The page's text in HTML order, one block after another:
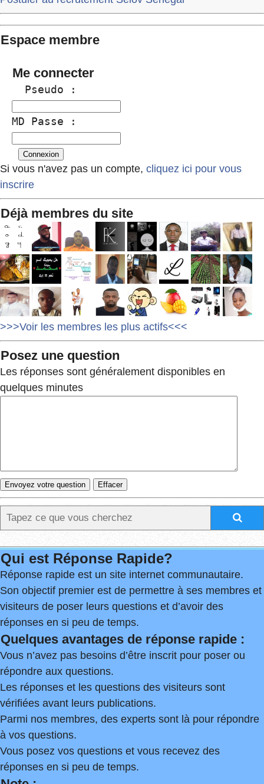
Espace membre
Me connecter
  Pseudo :
MD Passe :
Si vous n'avez pas un compte, cliquez ici pour vous
inscrire
Déjà membres du site
>>>Voir les membres les plus actifs<<<
Posez une question
Les réponses sont généralement disponibles en
quelques minutes
Qui est Réponse Rapide?
Réponse rapide est un site internet communautaire.
Son objectif premier est de permettre à ses membres et
visiteurs de poser leurs questions et d’avoir des
réponses en si peu de temps.
Quelques avantages de réponse rapide :
Vous n’avez pas besoins d’être inscrit pour poser ou
répondre aux questions.
Les réponses et les questions des visiteurs sont
vérifiées avant leurs publications.
Parmi nos membres, des experts sont là pour répondre
à vos questions.
Vous posez vos questions et vous recevez des
réponses en si peu de temps.